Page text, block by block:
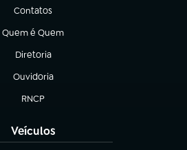
Contatos
(abre em nova aba)
Quem é Quem
(abre em nova aba)
Diretoria
(abre em nova aba)
Ouvidoria
(abre em nova aba)
RNCP
(abre em nova aba)
Veículos